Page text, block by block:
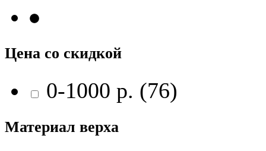
Цена со скидкой
0-1000 р. (76)
Материал верха